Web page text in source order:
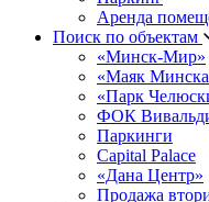
Аренда
Поиск по объектам
«Минск-Мир»
«Маяк
«Парк
ФОК
Паркинги
Capital Palace
«Дана Центр»
Продажа